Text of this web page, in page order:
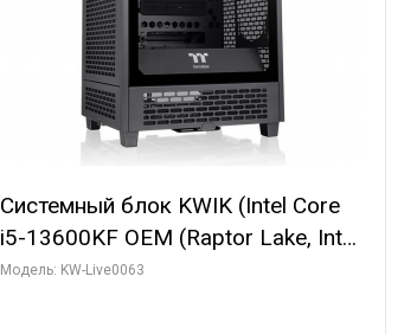
Системный блок KWIK (Intel Core
i5-13600KF OEM (Raptor Lake, Intel
7, C14 8EC/6PC/ 64 ГБ ОЗУ/ MSI
Модель: KW-Live0063